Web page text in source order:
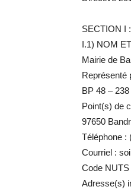
SECTION I
I.1) NOM
Mairie de
Représenté
BP 48 – 238
Point(s) de
97650
Téléphone :
Courriel :
Code
Adresse(s)